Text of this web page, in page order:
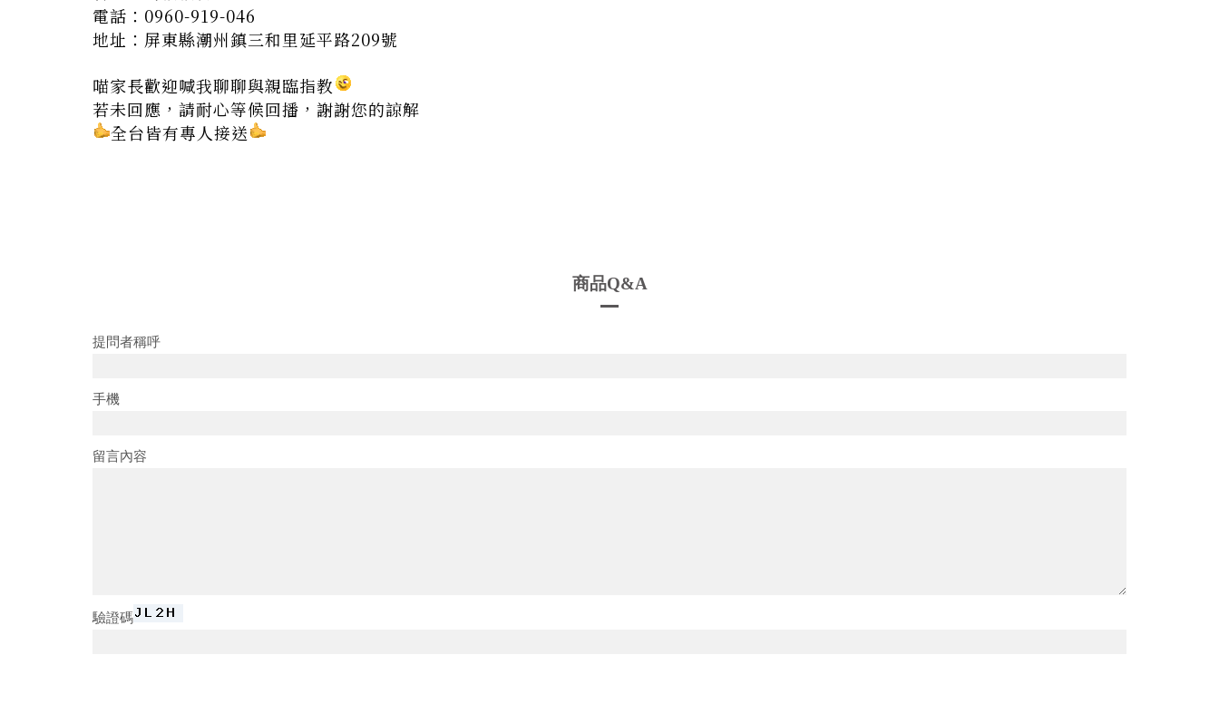
電話： 0960-919-046
地址： 屏東縣潮州鎮三和里延平路209號
喵家長歡迎喊我聊聊與親臨指教
若未回應，請耐心等候回播，謝謝您的諒解
全台皆有專人接送
商品Q&A
提問者稱呼
手機
留言內容
驗證碼